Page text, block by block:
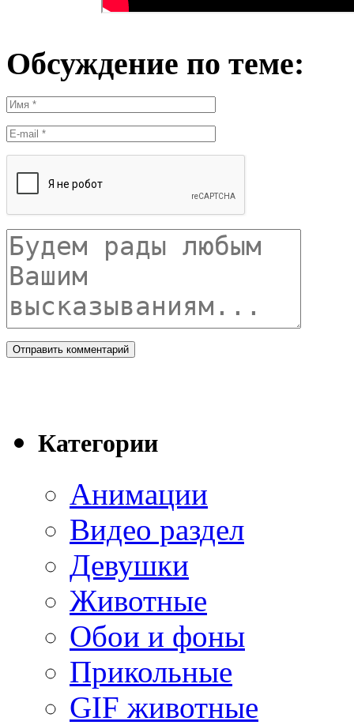
Обсуждение по теме:
Категории
Анимации
Видео раздел
Девушки
Животные
Обои и фоны
Прикольные
GIF животные